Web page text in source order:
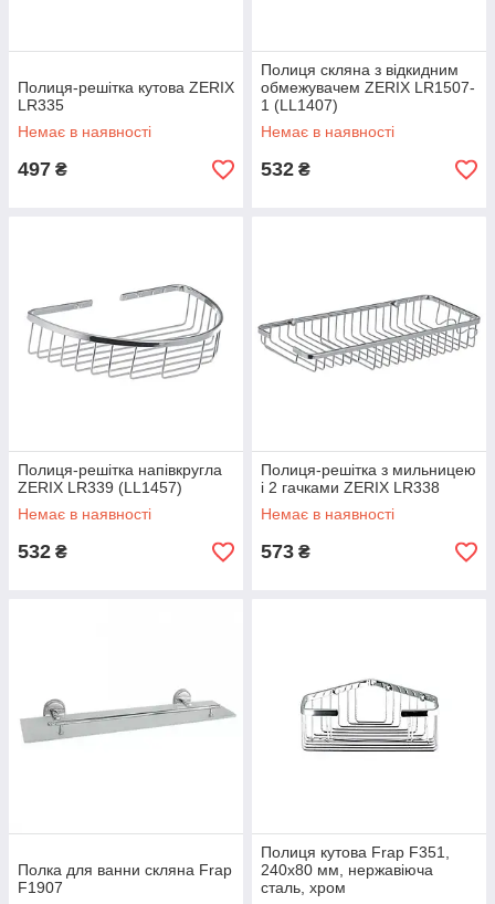
Полиця-решітка кутова ZERIX
LR335
Немає в наявності
497 ₴
Полиця скляна з відкидним
обмежувачем ZERIX LR1507-
1 (LL1407)
Немає в наявності
532 ₴
Полиця-решітка напівкругла
ZERIX LR339 (LL1457)
Немає в наявності
532 ₴
Полиця-решітка з мильницею
і 2 гачками ZERIX LR338
Немає в наявності
573 ₴
Полка для ванни скляна Frap
F1907
Полиця кутова Frap F351,
240х80 мм, нержавіюча
сталь, хром